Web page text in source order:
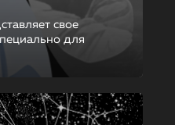
свое
для